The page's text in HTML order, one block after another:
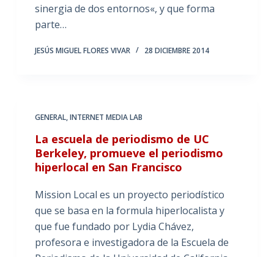
sinergia de dos entornos«, y que forma
parte…
JESÚS MIGUEL FLORES VIVAR 28 DICIEMBRE 2014
GENERAL,INTERNET MEDIA LAB
La escuela de periodismo de UC
Berkeley, promueve el periodismo
hiperlocal en San Francisco
Mission Local es un proyecto periodístico
que se basa en la formula hiperlocalista y
que fue fundado por Lydia Chávez,
profesora e investigadora de la Escuela de